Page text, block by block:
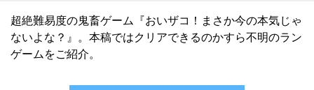
超絶難易度の鬼畜ゲーム『おいザコ！まさか今の本気じゃ
ないよな？』。本稿ではクリアできるのかすら不明のラン
ゲームをご紹介。